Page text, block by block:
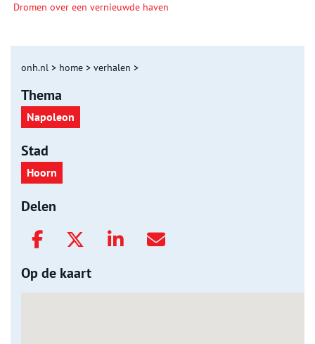
Dromen over een vernieuwde haven
onh.nl > home > verhalen >
Thema
Napoleon
Stad
Hoorn
Delen
Op de kaart